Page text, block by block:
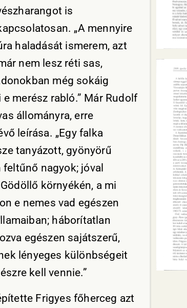
is
„A mennyire
haladását ismerem, azt
nem lesz réti sas,
még sokáig
merész rabló.” Már Rudolf
állományra, erre
leírása. „Egy falka
tanyázott, gyönyörű
feltűnő nagyok; jóval
környékén, a mi
e nemes vad egészen
háborítatlan
egészen sajátszerű,
lényeges különbségeit
kell vennie.”
Frigyes főherceg azt